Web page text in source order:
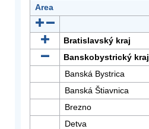
Area
Bratislavský kraj
Banskobystrický kraj
Banská Bystrica
Banská Štiavnica
Brezno
Detva